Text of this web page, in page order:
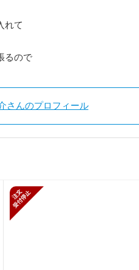
れて
るので
さんのプロフィール